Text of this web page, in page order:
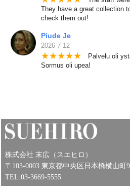
They have a great collection
check them out!
Piude Je
2026-7-12
★★★★★ Palvelu oli
Sormus oli upea!
株式会社 末広（スエヒロ）
〒103-0003 東京都中央区日本橋横山町
TEL:03-3669-5555